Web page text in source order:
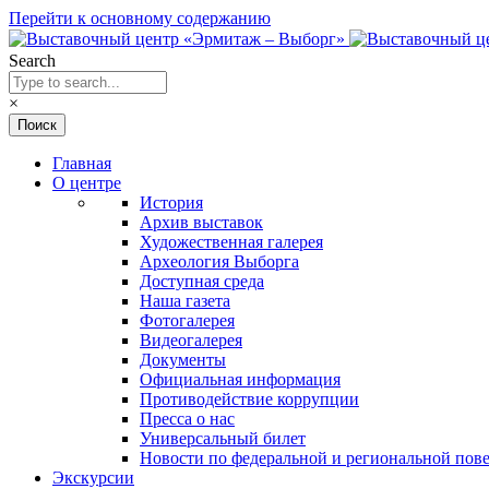
Перейти к основному содержанию
Search
×
Главная
О центре
История
Архив выставок
Художественная галерея
Археология Выборга
Доступная среда
Наша газета
Фотогалерея
Видеогалерея
Документы
Официальная информация
Противодействие коррупции
Пресса о нас
Универсальный билет
Новости по федеральной и региональной
Экскурсии